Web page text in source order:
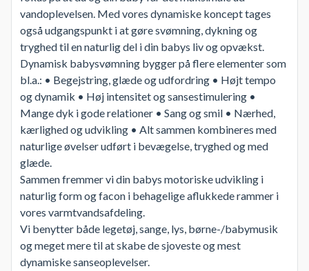
vandoplevelsen. Med vores dynamiske koncept tages
også udgangspunkt i at gøre svømning, dykning og
tryghed til en naturlig del i din babys liv og opvækst.
Dynamisk babysvømning bygger på flere elementer som
bl.a.: • Begejstring, glæde og udfordring • Højt tempo
og dynamik • Høj intensitet og sansestimulering •
Mange dyk i gode relationer • Sang og smil • Nærhed,
kærlighed og udvikling • Alt sammen kombineres med
naturlige øvelser udført i bevægelse, tryghed og med
glæde.
Sammen fremmer vi din babys motoriske udvikling i
naturlig form og facon i behagelige aflukkede rammer i
vores varmtvandsafdeling.
Vi benytter både legetøj, sange, lys, børne-/babymusik
og meget mere til at skabe de sjoveste og mest
dynamiske sanseoplevelser.